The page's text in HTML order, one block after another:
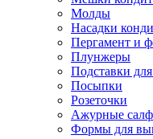
Молды
Насадки
Пергамент и
Плунжеры
Подставки
Посыпки
Розеточки
Ажурные
Формы для